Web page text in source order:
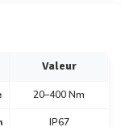
Valeur
20–400 Nm
IP67